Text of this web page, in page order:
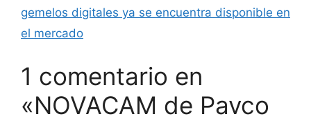
gemelos digitales ya se encuentra disponible en
el mercado
1 comentario en
«NOVACAM de Pavco